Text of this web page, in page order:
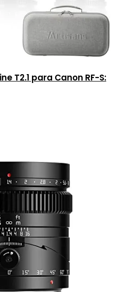
T2.1 para Canon RF-S: